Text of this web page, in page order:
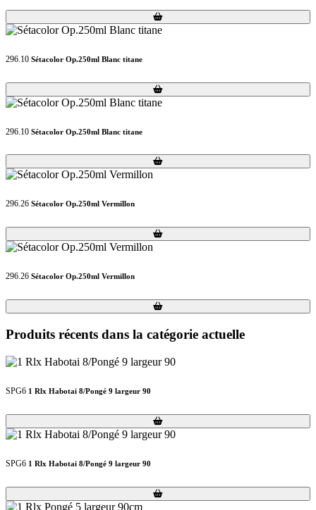
Loading...
Loading...
296.10 Sétacolor Op.250ml Blanc titane
Loading...
Loading...
296.10 Sétacolor Op.250ml Blanc titane
Loading...
Loading...
296.26 Sétacolor Op.250ml Vermillon
Loading...
Loading...
296.26 Sétacolor Op.250ml Vermillon
Loading...
Loading...
Produits récents dans la catégorie actuelle
SPG6 1 Rlx Habotai 8/Pongé 9 largeur 90
Loading...
Loading...
SPG6 1 Rlx Habotai 8/Pongé 9 largeur 90
Loading...
Loading...